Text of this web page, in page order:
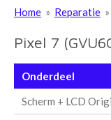
Home » Reparatie »
Pixel 7
Onderdeel
Scherm + LCD